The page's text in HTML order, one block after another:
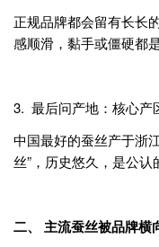
正规品牌都会留有长长
感顺滑，黏手或僵硬都
3. 最后问产地：核心产
中国最好的蚕丝产于浙
丝”，历史悠久，是公认
二、 主流蚕丝被品牌横